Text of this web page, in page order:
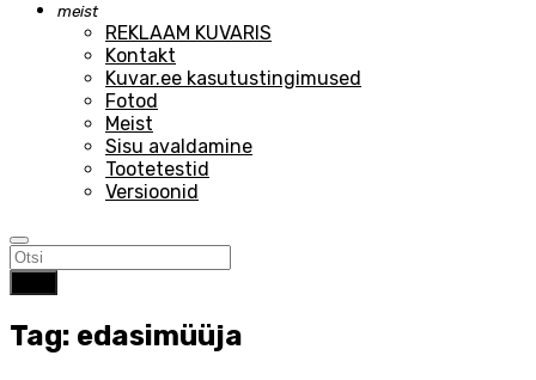
meist
REKLAAM KUVARIS
Kontakt
Kuvar.ee kasutustingimused
Fotod
Meist
Sisu avaldamine
Tootetestid
Versioonid
Tag: edasimüüja